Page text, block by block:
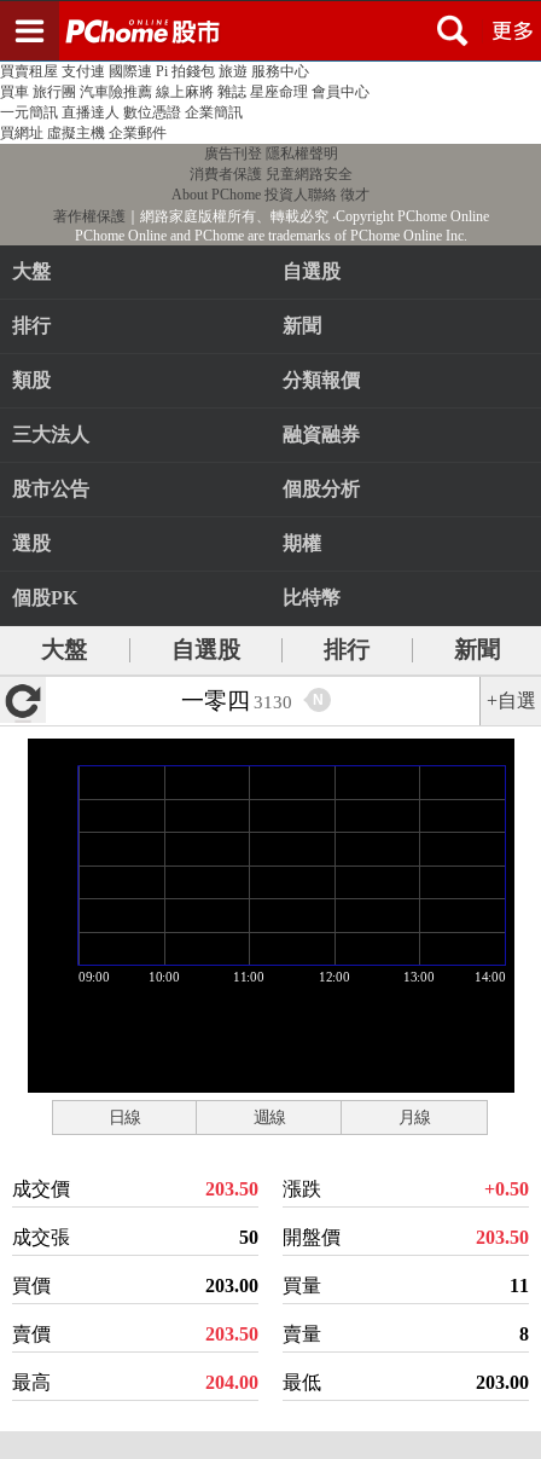
PChome首頁 線上購物 24h購物 書店
買賣租屋 支付連 國際連 Pi 拍錢包 旅遊 服務中心
買車 旅行團 汽車險推薦 線上麻將 雜誌 星座命理 會員中心
一元簡訊 直播達人 數位憑證 企業簡訊
買網址 虛擬主機 企業郵件
廣告刊登 隱私權聲明
消費者保護 兒童網路安全
About PChome 投資人聯絡 徵才
著作權保護 ｜網路家庭版權所有、轉載必究‧Copyright PChome Online
PChome Online and PChome are trademarks of PChome Online Inc.
大盤 自選股
排行 新聞
類股 分類報價
三大法人 融資融券
股市公告 個股分析
選股 期權
個股PK 比特幣
大盤 自選股 排行
新聞
一零四 3130 N +自選
日線 週線 月線
成交價 203.50
成交張 50
買價 203.00
賣價 203.50
最高 204.00
漲跌 +0.50
開盤價 203.50
買量 11
賣量 8
最低 203.00